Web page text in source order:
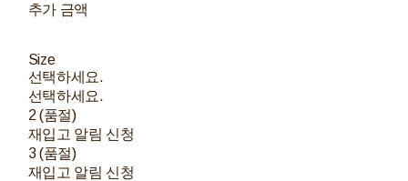
추가 금액
Size
선택하세요.
선택하세요.
2 (품절)
재입고 알림 신청
3 (품절)
재입고 알림 신청